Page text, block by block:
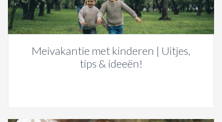
Meivakantie met kinderen | Uitjes,
tips & ideeën!